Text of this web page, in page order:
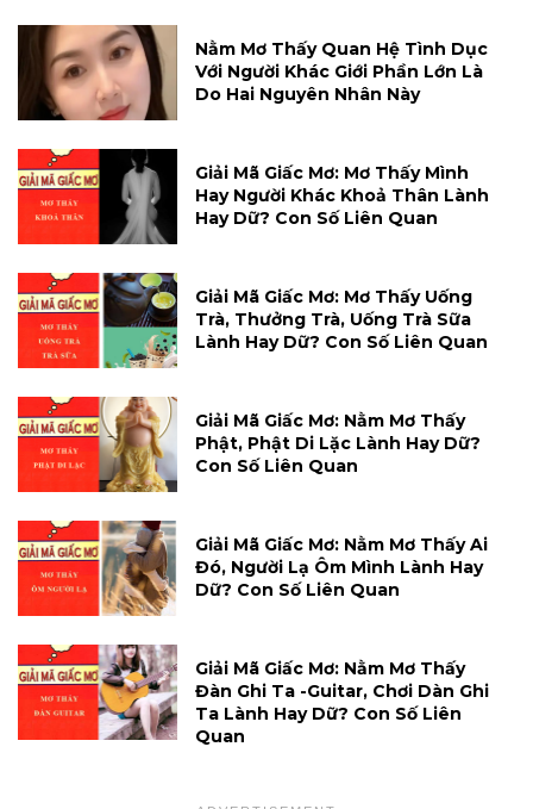
Nằm Mơ Thấy Quan Hệ Tình Dục
Với Người Khác Giới Phần Lớn Là
Do Hai Nguyên Nhân Này
Giải Mã Giấc Mơ: Mơ Thấy Mình
Hay Người Khác Khoả Thân Lành
Hay Dữ? Con Số Liên Quan
Giải Mã Giấc Mơ: Mơ Thấy Uống
Trà, Thưởng Trà, Uống Trà Sữa
Lành Hay Dữ? Con Số Liên Quan
Giải Mã Giấc Mơ: Nằm Mơ Thấy
Phật, Phật Di Lặc Lành Hay Dữ?
Con Số Liên Quan
Giải Mã Giấc Mơ: Nằm Mơ Thấy Ai
Đó, Người Lạ Ôm Mình Lành Hay
Dữ? Con Số Liên Quan
Giải Mã Giấc Mơ: Nằm Mơ Thấy
Đàn Ghi Ta -guitar, Chơi Dàn Ghi
Ta Lành Hay Dữ? Con Số Liên
Quan